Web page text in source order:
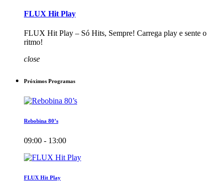
FLUX Hit Play
FLUX Hit Play – Só Hits, Sempre! Carrega play e sente o
ritmo!
close
Próximos Programas
Rebobina 80’s
09:00 - 13:00
FLUX Hit Play